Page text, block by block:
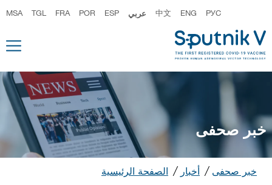
РУС
ENG
中文 عربي ESP
POR
FRA
TGL
MSA
خبر صحفى
الصفحة الرئيسية أخبار خبر صحفى